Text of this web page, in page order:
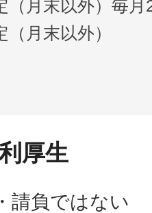
（月末以外）毎月
月末以外）
厚生
請負ではない